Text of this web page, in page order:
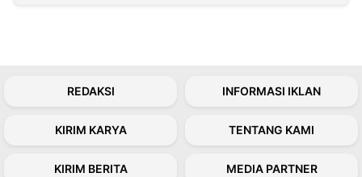
REDAKSI INFORMASI IKLAN
KIRIM KARYA TENTANG KAMI
KIRIM BERITA MEDIA PARTNER